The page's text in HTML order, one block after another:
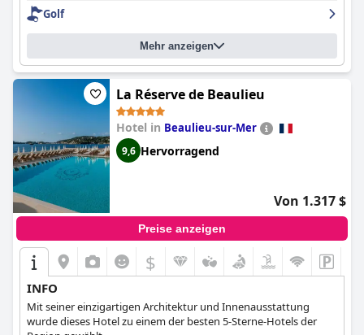
Golf
Mehr anzeigen
La Réserve de Beaulieu
Hotel in Beaulieu-sur-Mer
9,6 Hervorragend
Von 1.317 $
Preise anzeigen
$
INFO
Mit seiner einzigartigen Architektur und Innenausstattung
wurde dieses Hotel zu einem der besten 5-Sterne-Hotels der